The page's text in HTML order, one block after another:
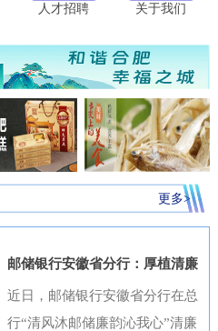
人才招聘 关于我们
更多>
邮储银行安徽省分行：厚植清廉
金融文化筑牢高质量发展根基
近日，邮储银行安徽省分行在总
行“清风沐邮储廉韵沁我心”清廉